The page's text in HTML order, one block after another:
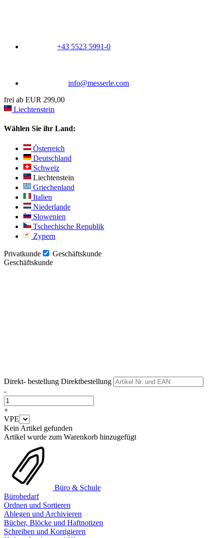
+43 5523 5991-0
info@messerle.com
frei ab EUR 299,00
Liechtenstein
Wählen Sie ihr Land:
Österreich
Deutschland
Schweiz
Liechtenstein
Griechenland
Italien
Niederlande
Slowenien
Tschechische Republik
Zypern
Privatkunde
Geschäftskunde
Geschäftskunde
Direkt- bestellung Direktbestellung
-
+
VPE
Kein Artikel gefunden
Artikel wurde zum Warenkorb hinzugefügt
Büro & Schule
Bürobedarf
Ordnen und Sortieren
Ablegen und Archivieren
Bücher, Blöcke und Haftnotizen
Schreiben und Korrigieren